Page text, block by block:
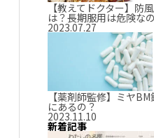
【教えてドクター】防
は？長期服用は危険な
2023.07.27
【薬剤師監修】ミヤ
にあるの？
2023.11.10
新着記事